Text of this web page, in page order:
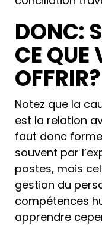
DONC:
CE QUE
OFFRIR?
Notez que la
est la relation
faut donc
souvent par
postes, mais
gestion du
compétences
apprendre